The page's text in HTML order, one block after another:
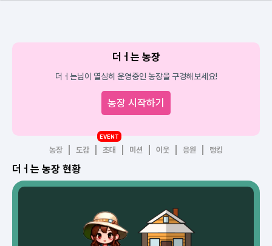
더ㅓ는 농장
더ㅓ는님이 열심히 운영중인 농장을 구경해보세요!
농장 시작하기
농장 도감 초대
EVENT
미션 이웃 응원 랭킹
더ㅓ는 농장 현황